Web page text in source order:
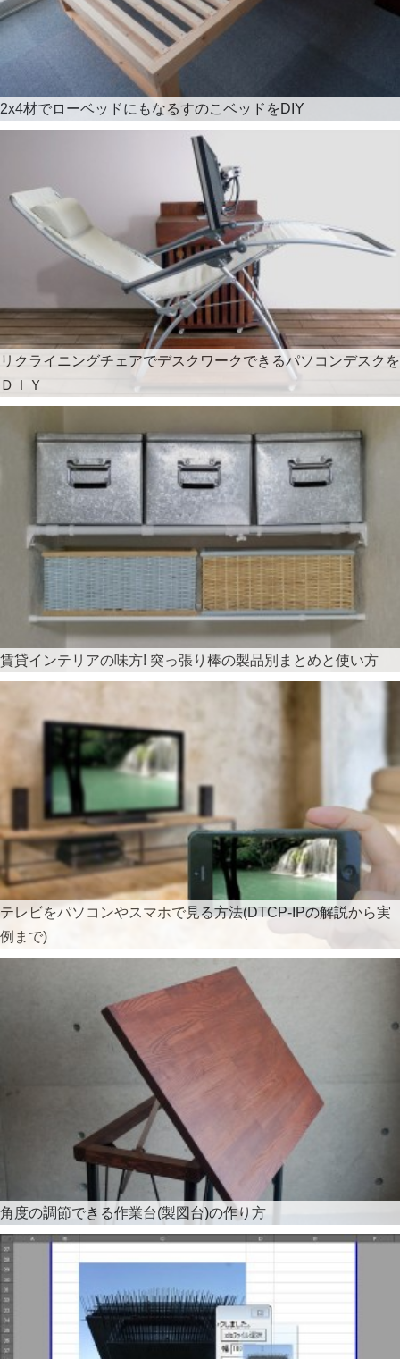
2x4材でローベッドにもなるすのこベッドをDIY
リクライニングチェアでデスクワークできるパソコンデスクを
ＤＩＹ
賃貸インテリアの味方! 突っ張り棒の製品別まとめと使い方
テレビをパソコンやスマホで見る方法(DTCP-IPの解説から実
例まで)
角度の調節できる作業台(製図台)の作り方